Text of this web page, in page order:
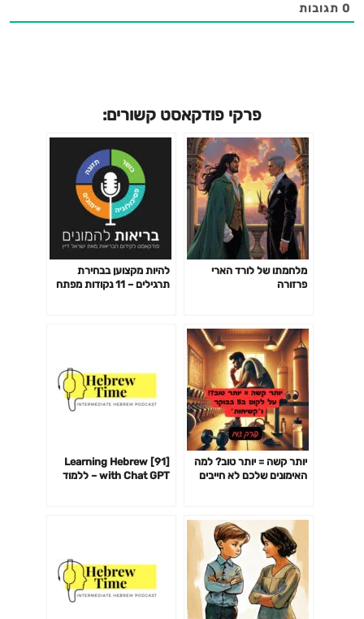
0 תגובות
פרקי פודקאסט קשורים:
מלחמתו של לורד הארי
פרזורה
להיות מקצוען בבחירת
תרגילים – 11 נקודות מפתח
יותר קשה = יותר טוב? למה
האימונים שלכם לא חייבים
[91] Learning Hebrew
with Chat GPT – ללמוד